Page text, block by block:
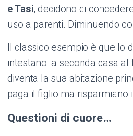
e Tasi, decidono di
uso a parenti. Diminuendo
Il classico esempio è quello
intestano la seconda casa al
diventa la sua abitazione
paga il figlio ma risparmiano
Questioni di cuore…